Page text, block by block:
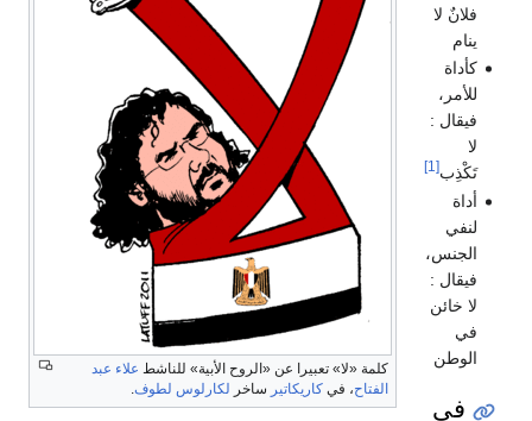
كلمة «لا» تعبيرا عن «الروح الأبية» للناشط علاء عبد
الفتاح، في كاريكاتير ساخر لكارلوس لطوف.
فلانٌ لا
ينام
كأداة
للأمر،
فيقال :
لا
تَكْذِب[1]
أداة
لنفي
الجنس،
فيقال :
لا خائن
في
الوطن
في